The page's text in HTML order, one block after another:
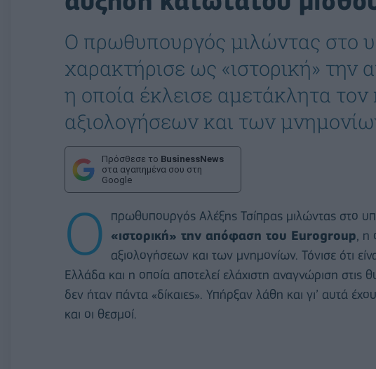
Ο πρωθυπουργός μιλώντας στο
χαρακτήρισε ως «ιστορική»
η οποία έκλεισε αμετάκλητα
αξιολογήσεων και των
Πρόσθεσε το BusinessNews
στα αγαπημένα σου στη
Google
Ο
πρωθυπουργός Αλέξης Τσίπρας μιλώντας στο
«ιστορική» την απόφαση του Eurogroup ,
αξιολογήσεων και των μνημονίων. Τόνισε ότι
Ελλάδα και η οποία αποτελεί ελάχιστη αναγνώριση στις
δεν ήταν πάντα «δίκαιες». Υπήρξαν λάθη και γι’ αυτά
και οι θεσμοί.